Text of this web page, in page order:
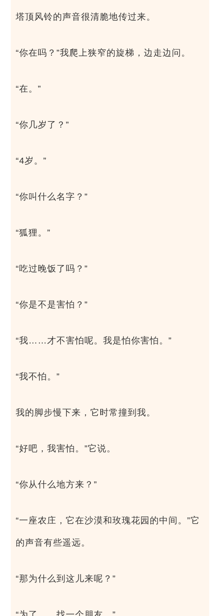
塔顶风铃的声音很清脆地传过来。
“你在吗？”我爬上狭窄的旋梯，边走边问。
“在。”
“你几岁了？”
“4岁。”
“你叫什么名字？”
“狐狸。”
“吃过晚饭了吗？”
“你是不是害怕？”
“我……才不害怕呢。我是怕你害怕。”
“我不怕。”
我的脚步慢下来，它时常撞到我。
“好吧，我害怕。”它说。
“你从什么地方来？”
“一座农庄，它在沙漠和玫瑰花园的中间。”它
的声音有些遥远。
“那为什么到这儿来呢？”